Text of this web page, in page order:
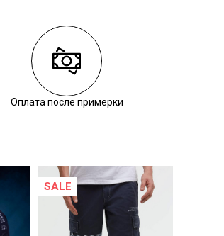
Оплата после примерки
SALE